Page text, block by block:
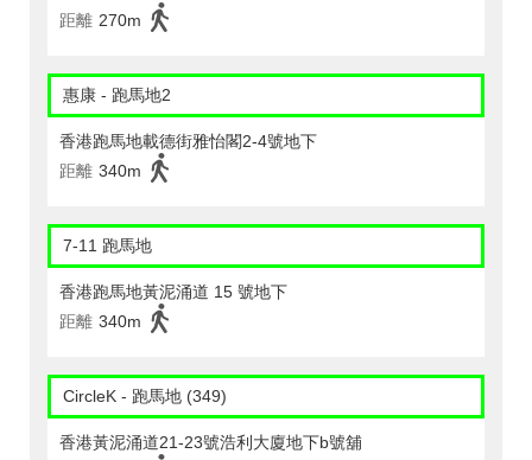
距離 270m
惠康 - 跑馬地2
香港跑馬地載德街雅怡閣2-4號地下
距離 340m
7-11 跑馬地
香港跑馬地黃泥涌道 15 號地下
距離 340m
CircleK - 跑馬地 (349)
香港黃泥涌道21-23號浩利大廈地下b號舖